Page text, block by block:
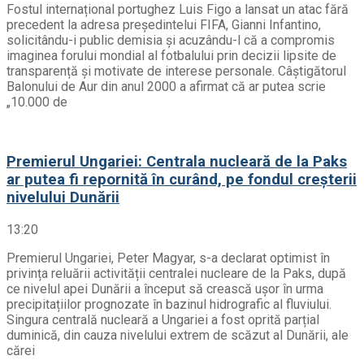
Fostul internațional portughez Luis Figo a lansat un atac fără
precedent la adresa președintelui FIFA, Gianni Infantino,
solicitându-i public demisia și acuzându-l că a compromis
imaginea forului mondial al fotbalului prin decizii lipsite de
transparență și motivate de interese personale. Câștigătorul
Balonului de Aur din anul 2000 a afirmat că ar putea scrie
„10.000 de
Premierul Ungariei: Centrala nucleară de la Paks
ar putea fi repornită în curând, pe fondul creșterii
nivelului Dunării
13:20
Premierul Ungariei, Peter Magyar, s-a declarat optimist în
privința reluării activității centralei nucleare de la Paks, după
ce nivelul apei Dunării a început să crească ușor în urma
precipitațiilor prognozate în bazinul hidrografic al fluviului.
Singura centrală nucleară a Ungariei a fost oprită parțial
duminică, din cauza nivelului extrem de scăzut al Dunării, ale
cărei